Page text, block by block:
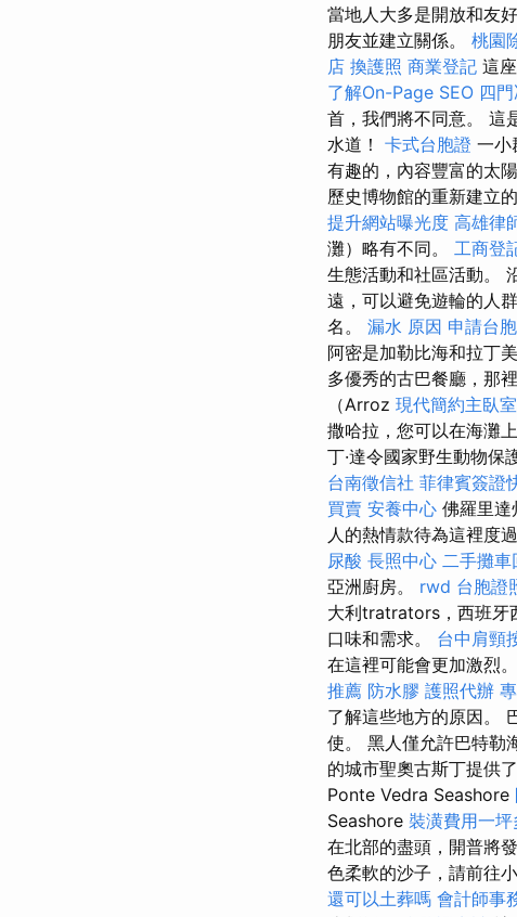
當地人大多是開放和友
朋友並建立關係。 桃園
店 換護照 商業登記 這
了解On-Page SEO 四
首，我們將不同意。 這
水道！ 卡式台胞證 一小
有趣的，內容豐富的太
歷史博物館的重新建立
提升網站曝光度 高雄律
灘）略有不同。 工商登
生態活動和社區活動。
遠，可以避免遊輪的人
名。 漏水 原因 申請台
阿密是加勒比海和拉丁
多優秀的古巴餐廳，那
（Arroz 現代簡約主臥
撒哈拉，您可以在海灘
丁·達令國家野生動物保
台南徵信社 菲律賓簽證
買賣 安養中心 佛羅里
人的熱情款待為這裡度
尿酸 長照中心 二手攤車
亞洲廚房。 rwd 台胞證
大利tratrators，西班牙
口味和需求。 台中肩頸
在這裡可能會更加激烈。
推薦 防水膠 護照代辦
了解這些地方的原因。
使。 黑人僅允許巴特勒
的城市聖奧古斯丁提供
Ponte Vedra Seashore
Seashore 裝潢費用一
在北部的盡頭，開普將
色柔軟的沙子，請前往
還可以土葬嗎 會計師事